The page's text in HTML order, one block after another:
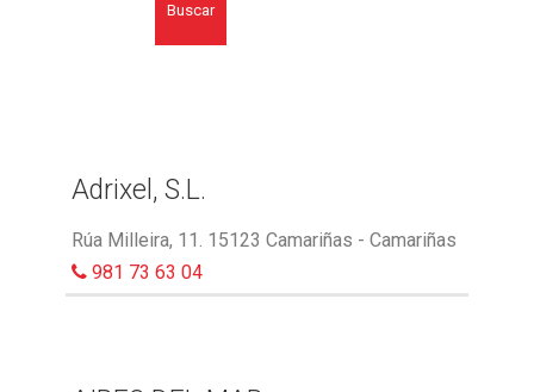
Buscar
Adrixel, S.L.
Rúa Milleira, 11. 15123 Camariñas - Camariñas
981 73 63 04